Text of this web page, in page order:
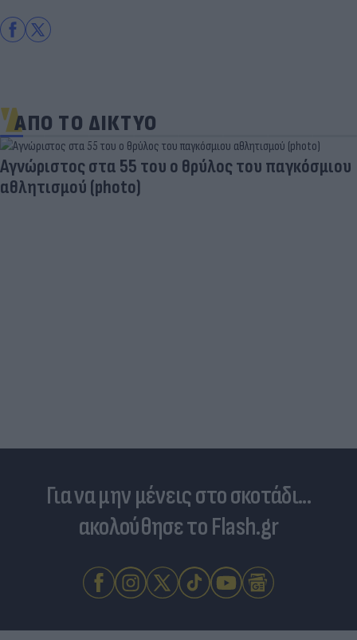
ΑΠΟ ΤΟ ΔΙΚΤΥΟ
Aγνώριστος στα 55 του ο θρύλος του παγκόσμιου
αθλητισμού (photo)
Για να μην μένεις στο σκοτάδι...
ακολούθησε το Flash.gr